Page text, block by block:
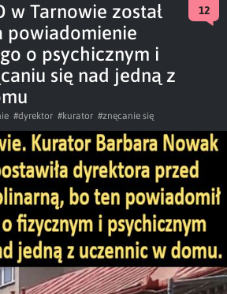
w Tarnowie został
powiadomienie
o psychicznym i
się nad jedną z
12
#dyrektor #kurator #znęcanie się